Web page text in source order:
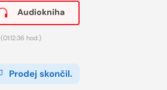
Audiokniha
(01:12:36 hod.)
Prodej skončil.